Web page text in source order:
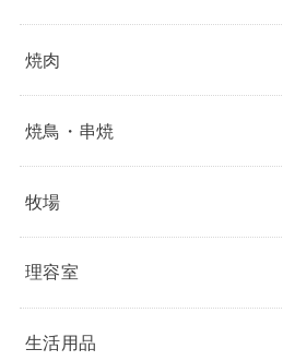
焼肉
焼鳥・串焼
牧場
理容室
生活用品